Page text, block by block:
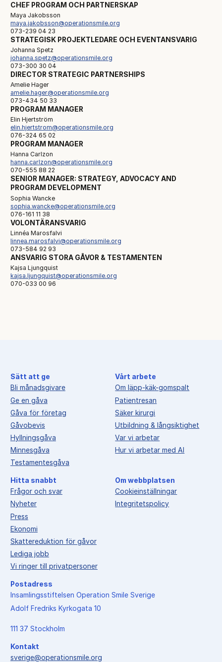
CHEF PROGRAM OCH PARTNERSKAP
Maya Jakobsson
maya.jakobsson@operationsmile.org
073-239 04 23
STRATEGISK PROJEKTLEDARE OCH EVENTANSVARIG
Johanna Spetz
johanna.spetz@operationsmile.org
073-300 30 04
DIRECTOR STRATEGIC PARTNERSHIPS
Amelie Hager
amelie.hager@operationsmile.org
073-434 50 33
PROGRAM MANAGER
Elin Hjertström
elin.hjertstrom@operationsmile.org
076-324 65 02
PROGRAM MANAGER
Hanna Carlzon
hanna.carlzon@operationsmile.org
070-555 88 22
SENIOR MANAGER: STRATEGY, ADVOCACY AND
PROGRAM DEVELOPMENT
Sophia Wancke
sophia.wancke@operationsmile.org
076-161 11 38
VOLONTÄRANSVARIG
Linnéa Marosfalvi
linnea.marosfalvi@operationsmile.org
073-584 92 93
ANSVARIG STORA GÅVOR & TESTAMENTEN
Kajsa Ljungquist
kajsa.ljungquist@operationsmile.org
070-033 00 96
Sätt att ge
Bli månadsgivare
Ge en gåva
Gåva för företag
Gåvobevis
Hyllningsgåva
Minnesgåva
Testamentesgåva
Vårt arbete
Om läpp-käk-gomspalt
Patientresan
Säker kirurgi
Utbildning & långsiktighet
Var vi arbetar
Hur vi arbetar med AI
Hitta snabbt
Frågor och svar
Nyheter
Press
Ekonomi
Skattereduktion för gåvor
Lediga jobb
Vi ringer till privatpersoner
Om webbplatsen
Cookieinställningar
Integritetspolicy
Postadress
Insamlingsstiftelsen Operation Smile Sverige
Adolf Fredriks Kyrkogata 10
111 37 Stockholm
Kontakt
sverige@operationsmile.org